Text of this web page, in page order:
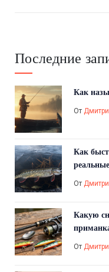
Последние
Как
От
Как
От
Какую
От